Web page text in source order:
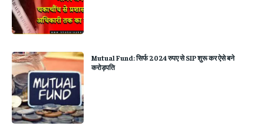
Mutual Fund: सिर्फ 2024 रुपए से SIP शुरू कर ऐसे बने
करोड़पति